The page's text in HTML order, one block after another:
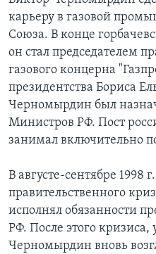
карьеру в газовой
Союза. В конце
он стал председателем
газового концерна
президентства Бориса
Черномырдин был
Министров РФ. Пост
занимал включительно
В августе-сентябре 1998
правительственного
исполнял обязанности
РФ. После этого кризиса,
Черномырдин вновь